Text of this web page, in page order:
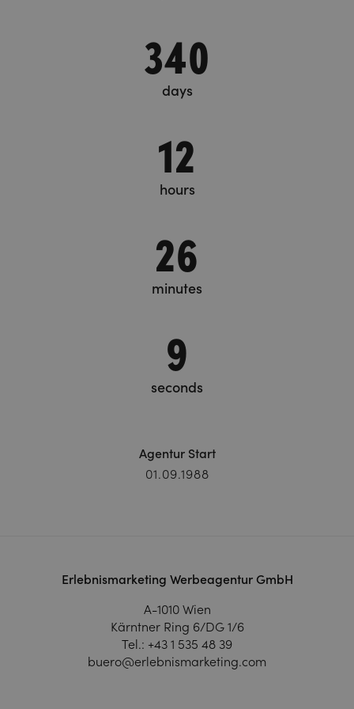
340
days
12
hours
26
minutes
9
seconds
Agentur Start
01.09.1988
Erlebnismarketing Werbeagentur GmbH
A-1010 Wien
Kärntner Ring 6/DG 1/6
Tel.: +43 1 535 48 39
buero@erlebnismarketing.com